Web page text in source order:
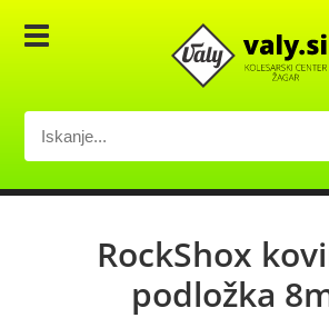
RockShox
podložka